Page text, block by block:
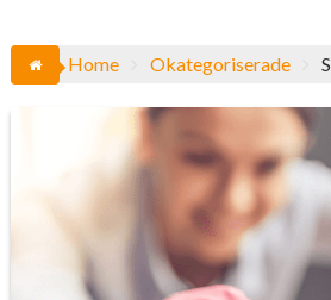
Home Okategoriserade